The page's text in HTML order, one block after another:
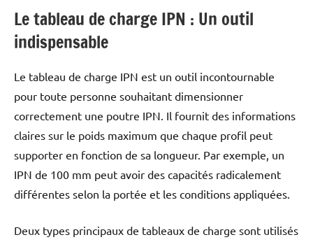
Le tableau de charge IPN : Un outil
indispensable
Le tableau de charge IPN est un outil incontournable
pour toute personne souhaitant dimensionner
correctement une poutre IPN. Il fournit des informations
claires sur le poids maximum que chaque profil peut
supporter en fonction de sa longueur. Par exemple, un
IPN de 100 mm peut avoir des capacités radicalement
différentes selon la portée et les conditions appliquées.
Deux types principaux de tableaux de charge sont utilisés